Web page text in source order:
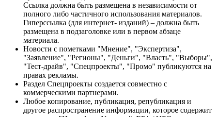
Ссылка должна быть размещена в независимости от
полного либо частичного использования материалов.
Гиперссылка (для интернет- изданий) – должна быть
размещена в подзаголовке или в первом абзаце
материала.
Новости с пометками "Мнение", "Экспертиза",
"Заявление", "Регионы", "Деньги", "Власть", "Выборы",
"Тест-драйв", "Спецпроекты", "Промо" публикуются на
правах рекламы.
Раздел Спецпроекты создается совместно с
коммерческими партнерами.
Любое копирование, публикация, републикация и
другое распространение информации, которое содержит